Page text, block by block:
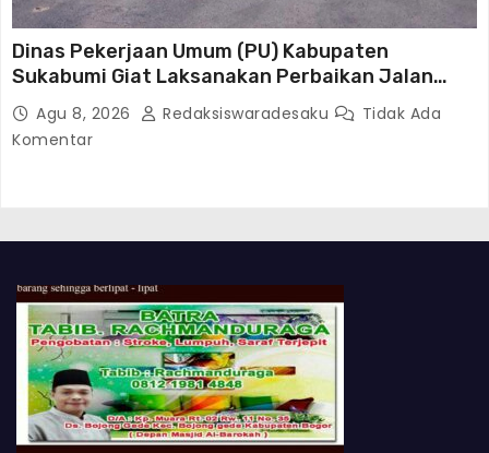
Dinas Pekerjaan Umum (PU) Kabupaten
Sukabumi Giat Laksanakan Perbaikan Jalan
Disetiap Wilayah
Agu 8, 2026 Redaksiswaradesaku
Tidak Ada
Komentar